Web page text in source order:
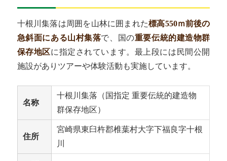
十根川集落は周囲を山林に囲まれた標高550ｍ前後の
急斜面にある山村集落で、 国の重要伝統的建造物群
保存地区に指定されています。最上段には民間公開
施設があり ツアーや体験活動も実施しています。
名称
十根川集落（国指定 重要伝統的建造物
群保存地区）
住所
宮崎県東臼杵郡椎葉村大字下福良字十根
川